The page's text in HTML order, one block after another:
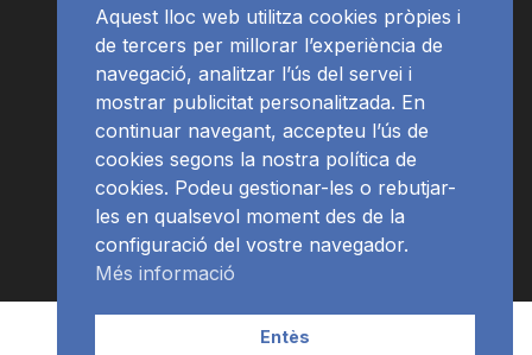
APP Programació
Aquest lloc web utilitza cookies pròpies i
de tercers per millorar l’experiència de
navegació, analitzar l’ús del servei i
mostrar publicitat personalitzada. En
continuar navegant, accepteu l’ús de
cookies segons la nostra política de
cookies. Podeu gestionar-les o rebutjar-
les en qualsevol moment des de la
configuració del vostre navegador.
Més informació
Entès